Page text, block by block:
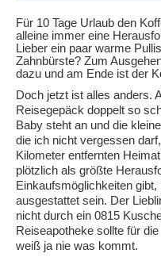
Für 10 Tage Urlaub den
alleine immer eine
Lieber ein paar warme
Zahnbürste? Zum
dazu und am Ende ist der
Doch jetzt ist alles anders.
Reisegepäck doppelt so
Baby steht an und die
die ich nicht vergessen
Kilometer entfernten
plötzlich als größte
Einkaufsmöglichkeiten gibt,
ausgestattet sein. Der
nicht durch ein 0815
Reiseapotheke sollte für
weiß ja nie was kommt.